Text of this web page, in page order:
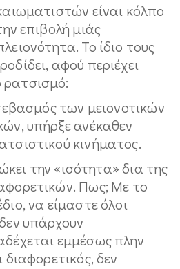
είναι κόλπο
επιβολή μιάς
Το ίδιο τους
αφού περιέχει
των μειονοτικών
υπήρξε ανέκαθεν
κινήματος.
την «ισότητα» δια της
Πως; Με το
να είμαστε όλοι
υπάρχουν
εμμέσως πλην
δεν